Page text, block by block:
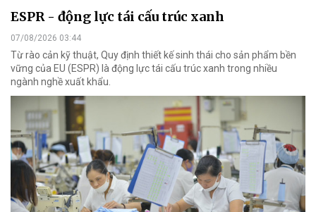
ESPR - động lực tái cấu trúc xanh
07/08/2026 03:44
Từ rào cản kỹ thuật, Quy định thiết kế sinh thái cho sản phẩm bền
vững của EU (ESPR) là động lực tái cấu trúc xanh trong nhiều
ngành nghề xuất khẩu.